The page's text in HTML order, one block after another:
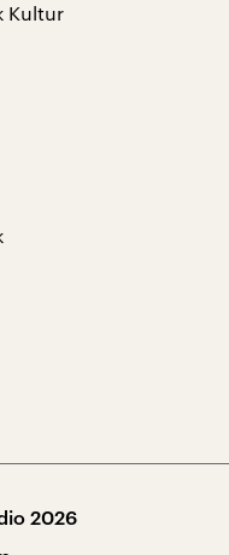
Kultur
2026